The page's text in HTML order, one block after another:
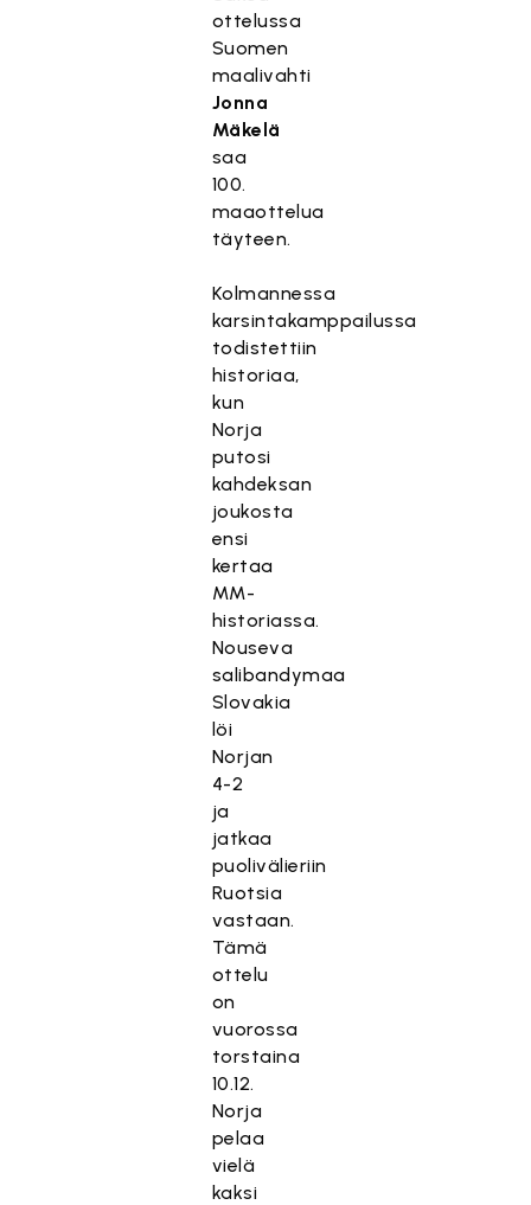
ottelussa
Suomen
maalivahti
Jonna
Mäkelä
saa
100.
maaottelua
täyteen.
Kolmannessa
karsintakamppailussa
todistettiin
historiaa,
kun
Norja
putosi
kahdeksan
joukosta
ensi
kertaa
MM-
historiassa.
Nouseva
salibandymaa
Slovakia
löi
Norjan
4-2
ja
jatkaa
puolivälieriin
Ruotsia
vastaan.
Tämä
ottelu
on
vuorossa
torstaina
10.12.
Norja
pelaa
vielä
kaksi